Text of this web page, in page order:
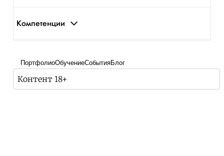
Компетенции
ПортфолиоОбучениеСобытияБлог
Контент 18+